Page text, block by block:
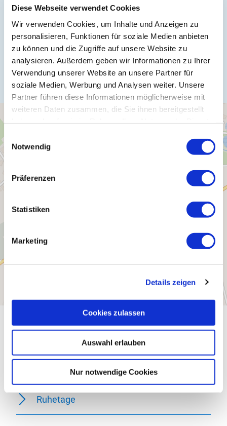
Diese Webseite verwendet Cookies
Wir verwenden Cookies, um Inhalte und Anzeigen zu
personalisieren, Funktionen für soziale Medien anbieten
zu können und die Zugriffe auf unsere Website zu
analysieren. Außerdem geben wir Informationen zu Ihrer
Verwendung unserer Website an unsere Partner für
soziale Medien, Werbung und Analysen weiter. Unsere
Partner führen diese Informationen möglicherweise mit
weiteren Daten zusammen, die Sie ihnen bereitgestellt
Einwilligungsauswahl
Notwendig
Präferenzen
Statistiken
Marketing
Details zeigen
Cookies zulassen
Auswahl erlauben
Nur notwendige Cookies
E-Mail:info@kirchspielapo.de
Anreise planen
Allgemeine Informationen
Öffnungszeiten
Ruhetage